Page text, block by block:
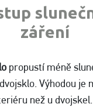
záření
propustí méně
Výhodou je
než u